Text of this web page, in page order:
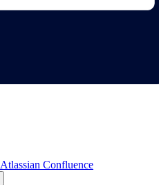
Atlassian Confluence